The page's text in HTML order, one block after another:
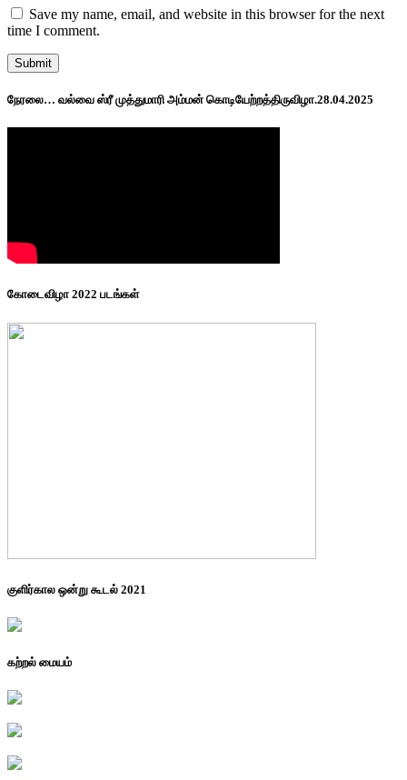
Save my name, email, and website in this browser for the next
time I comment.
நேரலை… வல்வை ஸ்ரீ முத்துமாரி அம்மன் கொடியேற்றத்திருவிழா.28.04.2025
கோடைவிழா 2022 படங்கள்
குளிர்கால ஒன்று கூடல் 2021
கற்றல் மையம்